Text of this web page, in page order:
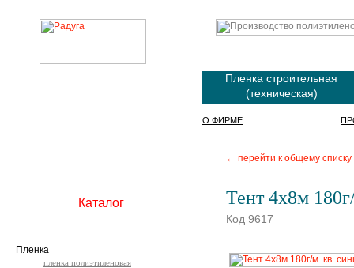
Пленка строительная
(техническая)
О ФИРМЕ
← перейти к общему списку
Тент 4х8м
Код 9617
Каталог
Пленка
пленка полиэтиленовая